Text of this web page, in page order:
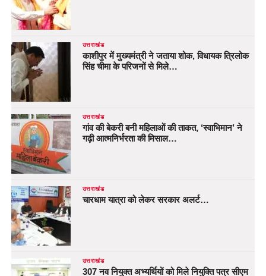
उत्तराखंड
काशीपुर में मुख्यमंत्री ने जताया शोक, विधायक त्रिलोक
सिंह चीमा के परिजनों से मिले…
उत्तराखंड
गांव की बेकरी बनी महिलाओं की ताकत, ‘स्वाभिमान’ ने
गढ़ी आत्मनिर्भरता की मिसाल…
उत्तराखंड
चारधाम यात्रा को लेकर सरकार अलर्ट…
उत्तराखंड
307 नव नियुक्त अभ्यर्थियों को मिले नियुक्ति पत्र सीएम